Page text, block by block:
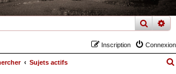
Connexion
Inscription
Sujets actifs